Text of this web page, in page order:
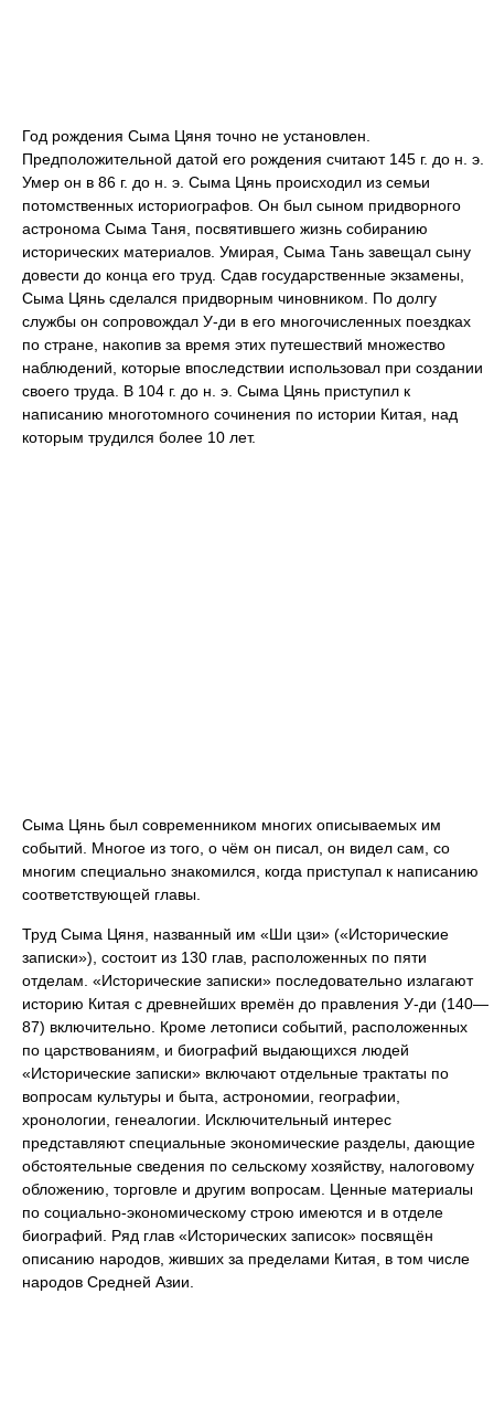
Год рождения Сыма Цяня точно не установлен.
Предположительной датой его рождения считают 145 г. до н. э.
Умер он в 86 г. до н. э. Сыма Цянь происходил из семьи
потомственных историографов. Он был сыном придворного
астронома Сыма Таня, посвятившего жизнь собиранию
исторических материалов. Умирая, Сыма Тань завещал сыну
довести до конца его труд. Сдав государственные экзамены,
Сыма Цянь сделался придворным чиновником. По долгу
службы он сопровождал У-ди в его многочисленных поездках
по стране, накопив за время этих путешествий множество
наблюдений, которые впоследствии использовал при создании
своего труда. В 104 г. до н. э. Сыма Цянь приступил к
написанию многотомного сочинения по истории Китая, над
которым трудился более 10 лет.
Сыма Цянь был современником многих описываемых им
событий. Многое из того, о чём он писал, он видел сам, со
многим специально знакомился, когда приступал к написанию
соответствующей главы.
Труд Сыма Цяня, названный им «Ши цзи» («Исторические
записки»), состоит из 130 глав, расположенных по пяти
отделам. «Исторические записки» последовательно излагают
историю Китая с древнейших времён до правления У-ди (140—
87) включительно. Кроме летописи событий, расположенных
по царствованиям, и биографий выдающихся людей
«Исторические записки» включают отдельные трактаты по
вопросам культуры и быта, астрономии, географии,
хронологии, генеалогии. Исключительный интерес
представляют специальные экономические разделы, дающие
обстоятельные сведения по сельскому хозяйству, налоговому
обложению, торговле и другим вопросам. Ценные материалы
по социально-экономическому строю имеются и в отделе
биографий. Ряд глав «Исторических записок» посвящён
описанию народов, живших за пределами Китая, в том числе
народов Средней Азии.